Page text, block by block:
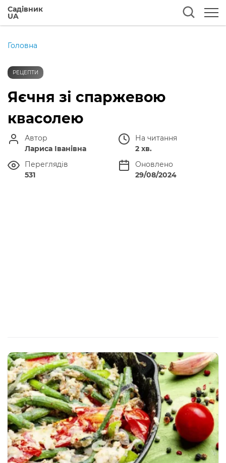
Садівник
UA
Головна
РЕЦЕПТИ
Яєчня зі спаржевою
квасолею
Автор
Лариса Іванівна
На читання
2 хв.
Переглядів
531
Оновлено
29/08/2024